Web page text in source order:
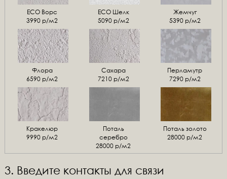
ЕСО Ворс
3990 р/м2
ЕСО Шелк
5090 р/м2
Жемчуг
5390 р/м2
Флора
6590 р/м2
Сахара
7210 р/м2
Перламутр
7290 р/м2
Кракелюр
9990 р/м2
Поталь
серебро
28000 р/м2
Поталь золото
28000 р/м2
3. Введите контакты для связи